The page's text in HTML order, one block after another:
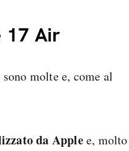
17 Air
molte e, come al
da Applee, molto